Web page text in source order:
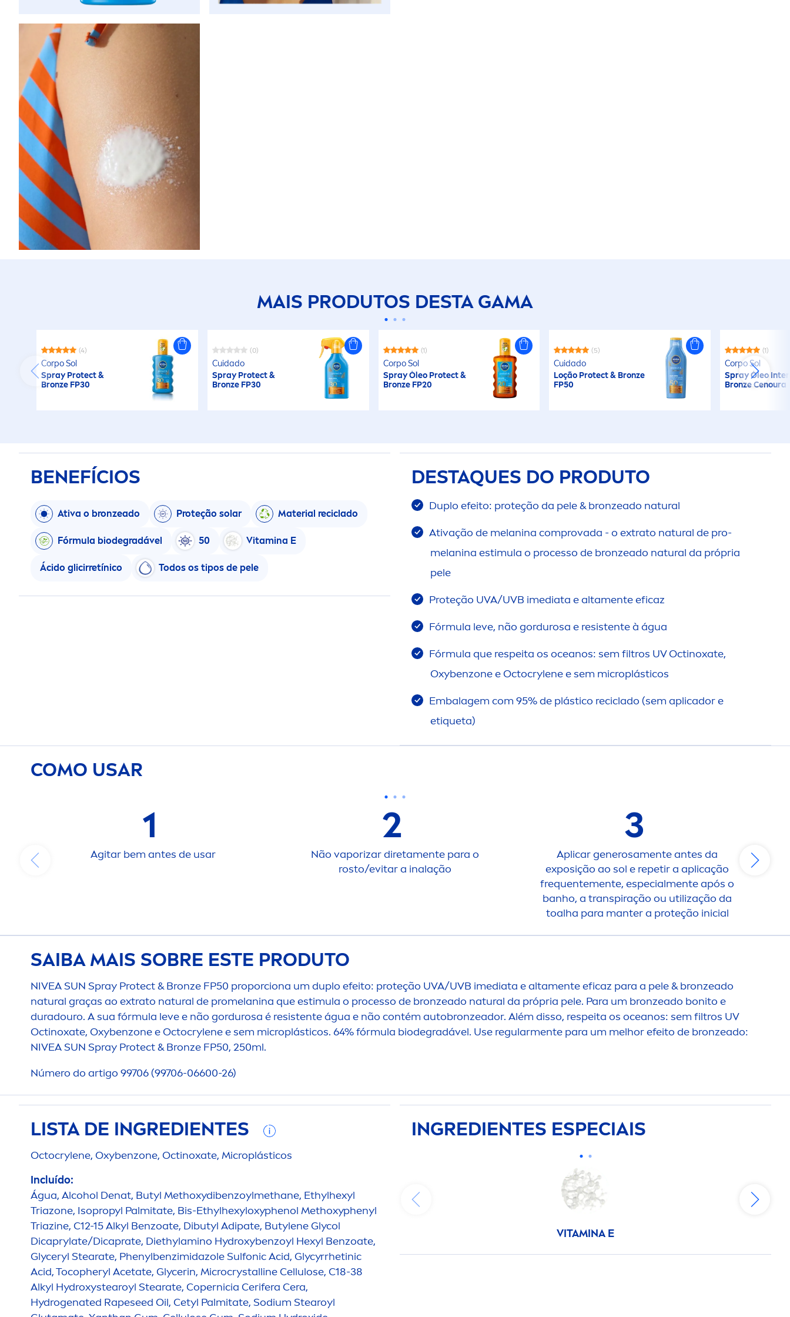
MAIS PRODUTOS DESTA GAMA
(4)
Corpo Sol
SprayProtect&
Bronze FP30
(0)
Cuidado
SprayProtect&
BronzeFP30
(1)
Corpo Sol
Spray Óleo Protect&
BronzeFP20
(5)
Cuidado
Loção Protect& Bronze
FP50
(1)
Corpo Sol
Spray Óleo
BronzeCenoura
BENEFÍCIOS
Ativa o bronzeado Proteção solar Material reciclado
Fórmula biodegradável 50 Vitamina E
Ácido glicirretínico Todos os tipos de pele
DESTAQUES DO PRODUTO
Duplo efeito: proteção da pele &bronzeado natural
Ativação de melanina comprovada - o extrato natural de pro-
melanina estimula o processo de bronzeado natural da própria
pele
Proteção UVA/UVB imediata e altamente eficaz
Fórmula leve, não gordurosa e resistente à água
Fórmula que respeita os oceanos: sem filtros UV Octinoxate,
Oxybenzone e Octocrylene e sem microplásticos
Embalagem com 95% de plástico reciclado (sem aplicador e
etiqueta)
COMO USAR
1
Agitar bem antes de usar
2
Não vaporizar diretamente para o
rosto/evitar a inalação
3
Aplicar generosamente antes da
exposição ao sol e repetir a aplicação
frequentemente, especialmente após o
banho, a transpiração ou utilização da
toalha para manter a proteção inicial
SAIBA MAIS SOBRE ESTE PRODUTO
NIVEASUN Spray Protect&Bronze FP50 proporciona um duplo efeito: proteção UVA/UVB imediata e altamente eficaz para a pele &bronzeado
natural graças ao extrato natural de promelanina que estimula o processo de bronzeado natural da própria pele. Para um bronzeado bonito e
duradouro. A sua fórmula leve e não gordurosa é resistente água e não contém autobronzeador. Além disso, respeita os oceanos: sem filtros UV
Octinoxate, Oxybenzone e Octocrylene e sem microplásticos. 64% fórmula biodegradável. Use regularmente para um melhor efeito de bronzeado:
NIVEASUN Spray Protect&Bronze FP50, 250ml.
Número do artigo 99706 (99706-06600-26)
LISTA DE INGREDIENTES
Octocrylene, Oxybenzone, Octinoxate, Microplásticos
Incluído:
Água, Alcohol Denat, Butyl Methoxydibenzoylmethane, Ethylhexyl
Triazone, Isopropyl Palmitate, Bis-Ethylhexyloxyphenol Methoxyphenyl
Triazine, C12-15 Alkyl Benzoate, Dibutyl Adipate, Butylene Glycol
Dicaprylate/Dicaprate, Diethylamino Hydroxybenzoyl Hexyl Benzoate,
Glyceryl Stearate, Phenylbenzimidazole Sulfonic Acid, Glycyrrhetinic
Acid, Tocopheryl Acetate, Glycerin, Microcrystalline Cellulose, C18-38
Alkyl Hydroxystearoyl Stearate, Copernicia Cerifera Cera,
Hydrogenated Rapeseed Oil, Cetyl Palmitate, Sodium Stearoyl
INGREDIENTES ESPECIAIS
VITAMINA E